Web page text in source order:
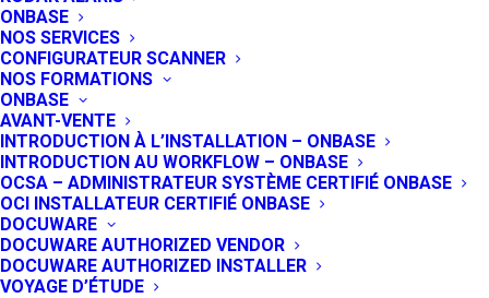
ONBASE
NOS SERVICES
CONFIGURATEUR SCANNER
NOS FORMATIONS
ONBASE
AVANT-VENTE
INTRODUCTION À L’INSTALLATION – ONBASE
INTRODUCTION AU WORKFLOW – ONBASE
OCSA – ADMINISTRATEUR SYSTÈME CERTIFIÉ ONBASE
OCI INSTALLATEUR CERTIFIÉ ONBASE
DOCUWARE
DOCUWARE AUTHORIZED VENDOR
DOCUWARE AUTHORIZED INSTALLER
VOYAGE D’ÉTUDE
AirBase est la toute nouvelle solution
ECM (‘Enterprise Content
Contenus d’Entreprise) proposée
parHyland Software, éditeur
historique de lasolution OnBase. Là
où OnBase est particulièrement
adaptée à des entreprises de grande
taille et parfois multi sites disposant